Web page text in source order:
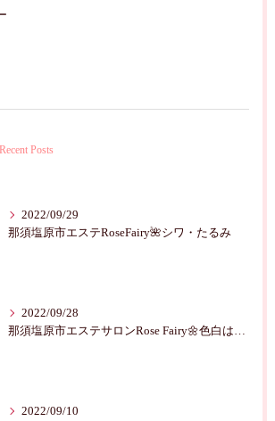
Recent Posts
2022/09/29
那須塩原市エステRoseFairy🌺シワ・たるみ
2022/09/28
2022/09/10